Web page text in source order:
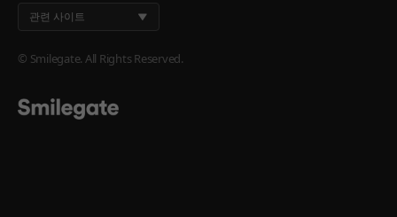
관련 사이트
© Smilegate. All Rights Reserved.